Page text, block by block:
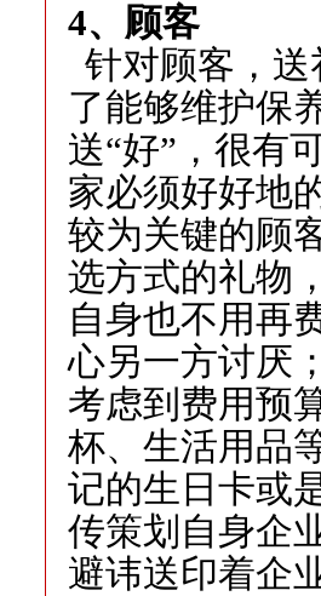
4、 顾客
针对顾客，
了能够维护保
送“好” ，很有
家必须好好地
较为关键的顾
选方式的礼物
自身也不用再
心另一方讨厌
考虑到费用预
杯、生活用品
记的生日卡或
传策划自身企
避讳送印着企